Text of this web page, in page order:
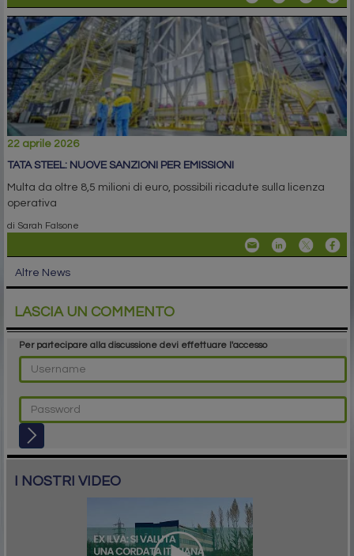
22 aprile 2026
TATA STEEL: NUOVE SANZIONI PER EMISSIONI
Multa da oltre 8,5 milioni di euro, possibili ricadute sulla licenza
operativa
di Sarah Falsone
Altre News
LASCIA UN COMMENTO
Per partecipare alla discussione devi effettuare l'accesso
I NOSTRI VIDEO